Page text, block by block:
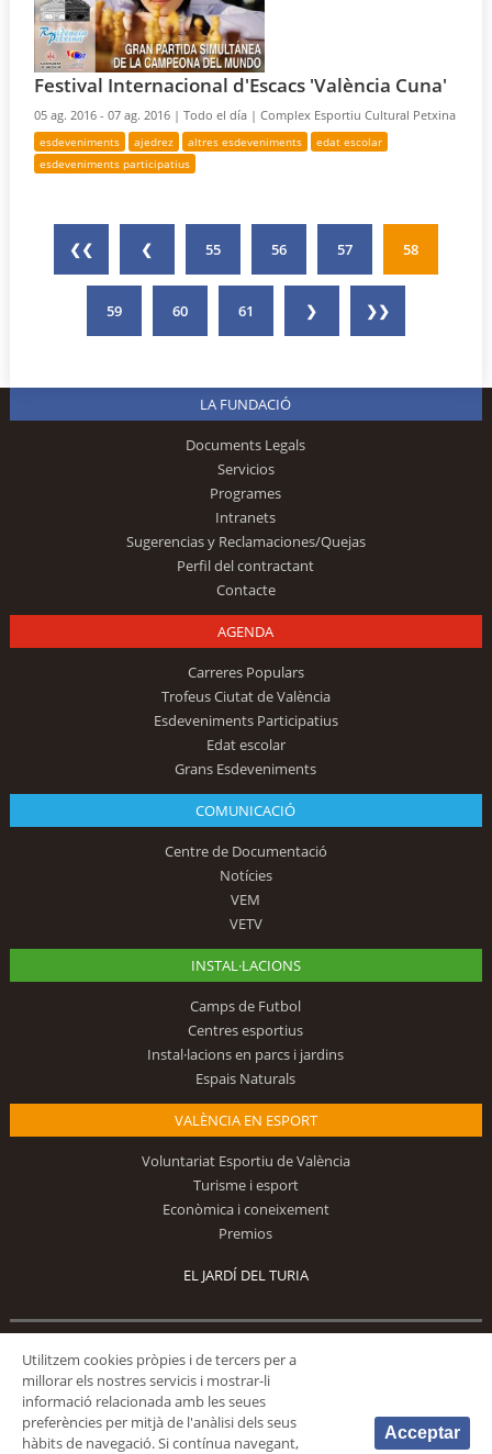
Festival Internacional d'Escacs 'València Cuna'
05 ag. 2016 - 07 ag. 2016 |Todo el día |Complex Esportiu Cultural Petxina
esdeveniments ajedrez altres esdeveniments
edat escolar
esdeveniments participatius
❮❮ ❮ 55 56 57 58
59 60 61 ❯ ❯❯
LA FUNDACIÓ
Documents Legals
Servicios
Programes
Intranets
Sugerencias y Reclamaciones/Quejas
Perfil del contractant
Contacte
AGENDA
Carreres Populars
Trofeus Ciutat de València
Esdeveniments Participatius
Edat escolar
Grans Esdeveniments
COMUNICACIÓ
Centre de Documentació
Notícies
VEM
VETV
INSTAL·LACIONS
Camps de Futbol
Centres esportius
Instal·lacions en parcs i jardins
Espais Naturals
VALÈNCIA EN ESPORT
Voluntariat Esportiu de València
Turisme i esport
Econòmica i coneixement
Premios
EL JARDÍ DEL TURIA
Utilitzem cookies pròpies i de tercers per a
millorar els nostres servicis i mostrar-li
informació relacionada amb les seues
preferències per mitjà de l'anàlisi dels seus
hàbits de navegació. Si contínua navegant,
Acceptar